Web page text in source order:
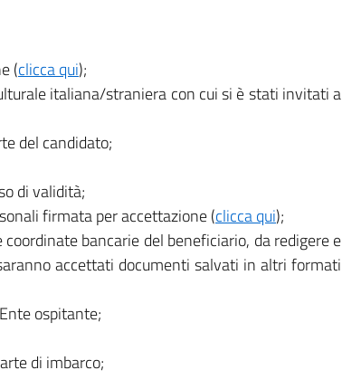
(clicca qui);
italiana/straniera con cui si è stati invitati a
del candidato;
di validità;
firmata per accettazione (clicca qui);
bancarie del beneficiario, da redigere e
accettati documenti salvati in altri formati
ospitante;
di imbarco;